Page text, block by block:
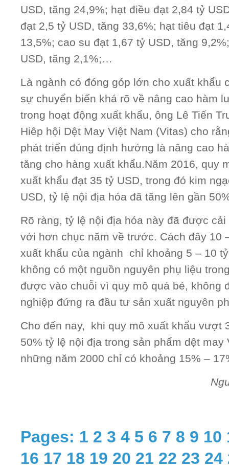
USD, tăng 24,9%; hạt điều đạt 2,84 tỷ
đạt 2,5 tỷ USD, tăng 33,6%; hạt tiêu đạt
13,5%; cao su đạt 1,67 tỷ USD, tăng
USD, tăng 2,1%;…
Là ngành có đóng góp lớn cho xuất khẩu
sự chuyển biến khá rõ về nâng cao hàm
trong hoạt động xuất khẩu, ông Lê Tiến
Hiêp hội Dệt May Việt Nam (Vitas) cho
phát triển đúng định hướng là nâng cao
tăng cho hàng xuất khẩu.Năm 2016, quy
xuất khẩu đạt 35 tỷ USD, trong đó kim
USD, tỷ lệ nội địa hóa đã tăng lên gần
Rõ ràng, tỷ lệ nội địa hóa này đã được
với hơn chục năm về trước. Cách đây 10
xuất khẩu của ngành chỉ khoảng 5 – 10
không có một nguồn nguyên phụ liệu
được vào chuỗi vì quy mô quá bé, không
nghiệp đứng ra đầu tư sản xuất nguyên
Cho đến nay, khi quy mô xuất khẩu vượt
50% tỷ lệ nội địa trong sản phẩm dệt may
những năm 2000 chỉ có khoảng 15% –
Pages: 1 2 3 4 5 6 7 8 9 10
16 17 18 19 20 21 22 23 24